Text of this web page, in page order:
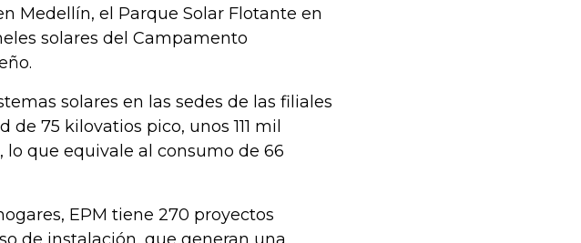
Medellín, el Parque Solar Flotante en
solares del Campamento
solares en las sedes de las filiales
de 75 kilovatios pico, unos 111 mil
que equivale al consumo de 66
EPM tiene 270 proyectos